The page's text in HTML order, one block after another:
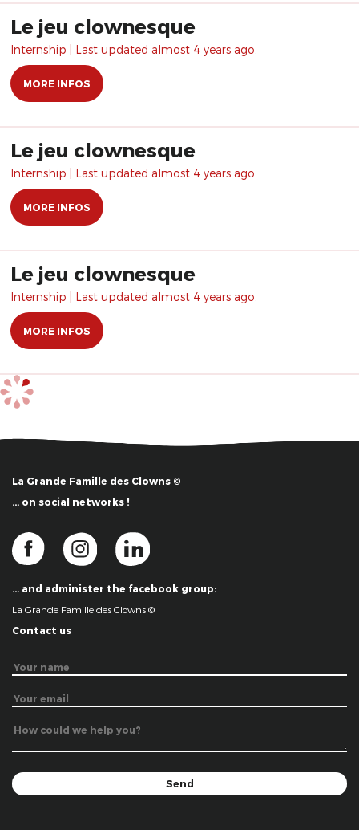
Le jeu clownesque
Internship | Last updated almost 4 years ago.
MORE INFOS
Le jeu clownesque
Internship | Last updated almost 4 years ago.
MORE INFOS
Le jeu clownesque
Internship | Last updated almost 4 years ago.
MORE INFOS
La Grande Famille des Clowns ©
… on social networks !
… and administer the facebook group:
La Grande Famille des Clowns ©
Contact us